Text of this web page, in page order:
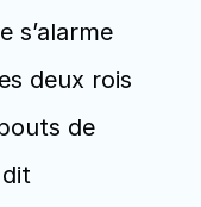
s’alarme
deux rois
de